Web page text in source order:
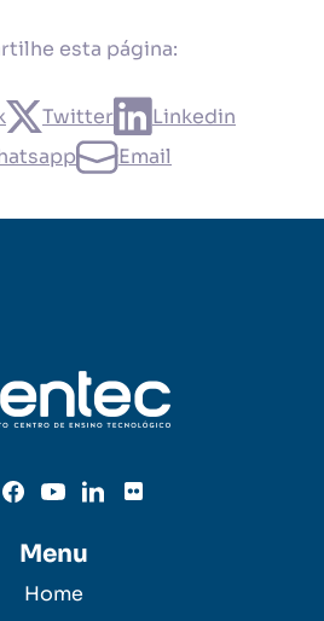
esta página:
Twitter
Linkedin
Email
Menu
Home